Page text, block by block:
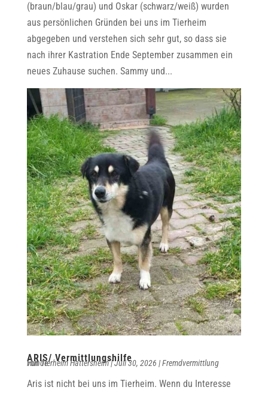
(braun/blau/grau) und Oskar (schwarz/weiß) wurden
aus persönlichen Gründen bei uns im Tierheim
abgegeben und verstehen sich sehr gut, so dass sie
nach ihrer Kastration Ende September zusammen ein
neues Zuhause suchen. Sammy und...
ARIS/ Vermittlungshilfe
vonTierheim Hattersheim|Juli 30, 2026 |
Fremdvermittlung Hunde
Aris ist nicht bei uns im Tierheim. Wenn du Interesse